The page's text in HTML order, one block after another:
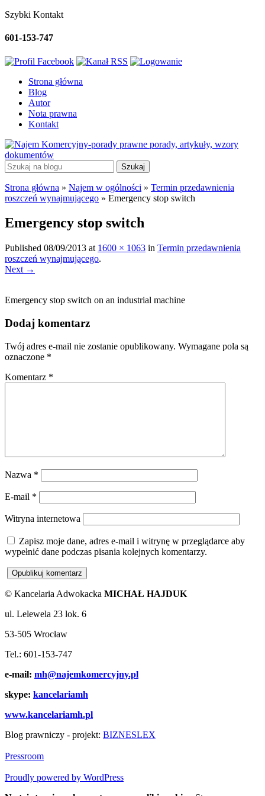
Szybki Kontakt
601-153-747
Strona główna
Blog
Autor
Nota prawna
Kontakt
porady, artykuły, wzory
dokumentów
Strona główna » Najem w ogólności » Termin przedawnienia
roszczeń wynajmującego » Emergency stop switch
Emergency stop switch
Published 08/09/2013 at 1600 × 1063 in Termin przedawnienia
roszczeń wynajmującego.
Next →
Emergency stop switch on an industrial machine
Dodaj komentarz
Twój adres e-mail nie zostanie opublikowany. Wymagane pola są
oznaczone *
Komentarz *
Nazwa *
E-mail *
Witryna internetowa
Zapisz moje dane, adres e-mail i witrynę w przeglądarce aby
wypełnić dane podczas pisania kolejnych komentarzy.
© Kancelaria Adwokacka MICHAŁ HAJDUK
ul. Lelewela 23 lok. 6
53-505 Wrocław
Tel.: 601-153-747
e-mail: mh@najemkomercyjny.pl
skype: kancelariamh
www.kancelariamh.pl
Blog prawniczy - projekt: BIZNESLEX
Pressroom
Proudly powered by WordPress